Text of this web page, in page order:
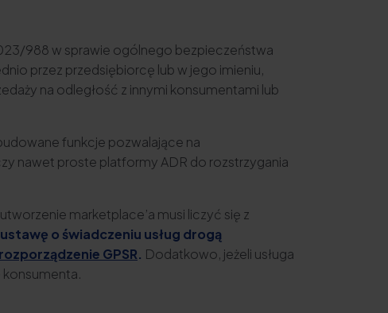
988 w sprawie ogólnego bezpieczeństwa
przez przedsiębiorcę lub w jego imieniu,
na odległość z innymi konsumentami lub
funkcje pozwalające na
nawet proste platformy ADR do rozstrzygania
marketplace’a musi liczyć się z
o świadczeniu usług drogą
rozporządzenie GPSR. Dodatkowo, jeżeli usługa